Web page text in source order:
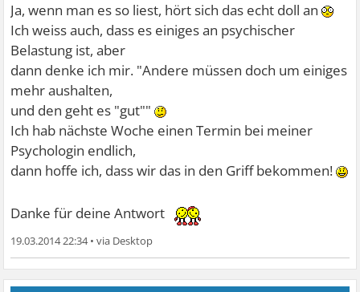
Ja, wenn man es so liest, hört sich das echt doll an
Ich weiss auch, dass es einiges an psychischer
Belastung ist, aber
dann denke ich mir. "Andere müssen doch um einiges
mehr aushalten,
und den geht es "gut""
Ich hab nächste Woche einen Termin bei meiner
Psychologin endlich,
dann hoffe ich, dass wir das in den Griff bekommen!
Danke für deine Antwort
19.03.2014 22:34•